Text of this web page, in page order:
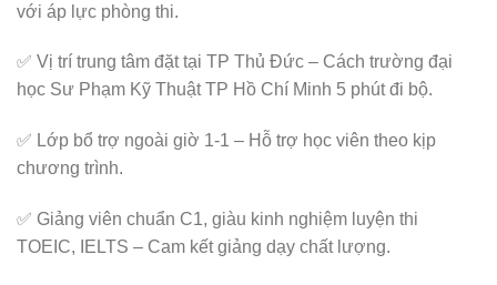
với áp lực phòng thi.
✅ Vị trí trung tâm đặt tại TP Thủ Đức – Cách trường đại
học Sư Phạm Kỹ Thuật TP Hồ Chí Minh 5 phút đi bộ.
✅ Lớp bổ trợ ngoài giờ 1-1 – Hỗ trợ học viên theo kịp
chương trình.
✅ Giảng viên chuẩn C1, giàu kinh nghiệm luyện thi
TOEIC, IELTS – Cam kết giảng dạy chất lượng.